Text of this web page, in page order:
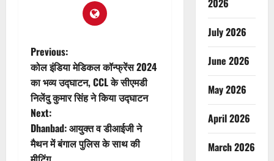
P
o
s
t
Previous:
कोल इंडिया मेडिकल कॉन्फ्रेंस 2024
का भव्य उद्घाटन, CCL के सीएमडी
निलेंदु कुमार सिंह ने किया उद्घाटन
Next:
Dhanbad: आयुक्त व डीआईजी ने
मैथन में बंगाल पुलिस के साथ की
2026
July 2026
June 2026
May 2026
April 2026
March 2026